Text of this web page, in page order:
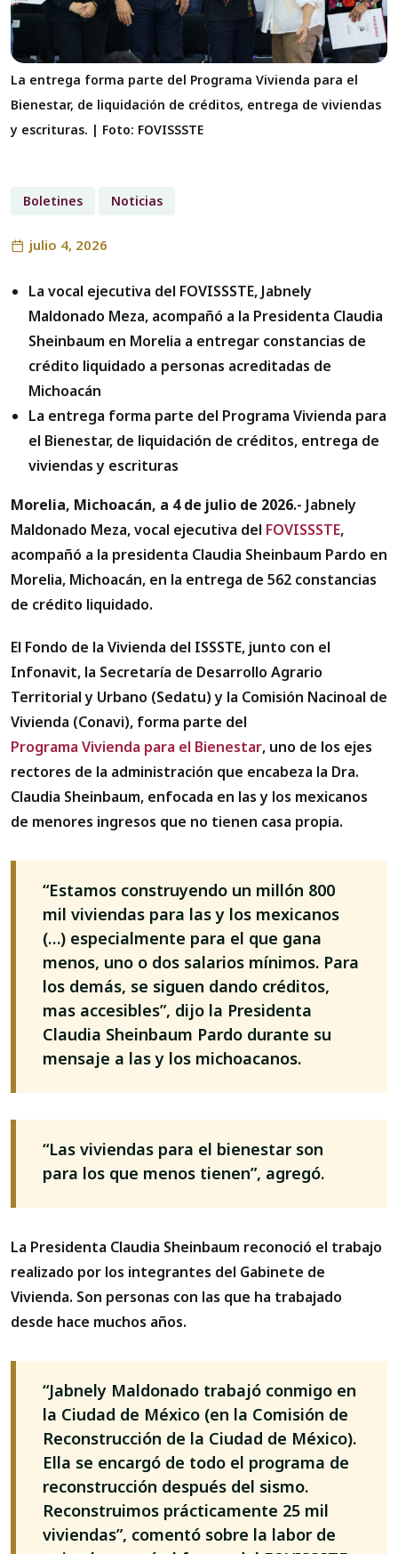
La entrega forma parte del Programa Vivienda para el
Bienestar, de liquidación de créditos, entrega de viviendas
y escrituras. | Foto: FOVISSSTE
Boletines Noticias
julio 4, 2026
La vocal ejecutiva del FOVISSSTE, Jabnely
Maldonado Meza, acompañó a la Presidenta Claudia
Sheinbaum en Morelia a entregar constancias de
crédito liquidado a personas acreditadas de
Michoacán
La entrega forma parte del Programa Vivienda para
el Bienestar, de liquidación de créditos, entrega de
viviendas y escrituras
Morelia, Michoacán, a 4 de julio de 2026.- Jabnely
Maldonado Meza, vocal ejecutiva del FOVISSSTE,
acompañó a la presidenta Claudia Sheinbaum Pardo en
Morelia, Michoacán, en la entrega de 562 constancias
de crédito liquidado.
El Fondo de la Vivienda del ISSSTE, junto con el
Infonavit, la Secretaría de Desarrollo Agrario
Territorial y Urbano (Sedatu) y la Comisión Nacinoal de
Vivienda (Conavi), forma parte del
Programa Vivienda para el Bienestar, uno de los ejes
rectores de la administración que encabeza la Dra.
Claudia Sheinbaum, enfocada en las y los mexicanos
de menores ingresos que no tienen casa propia.
“Estamos construyendo un millón 800
mil viviendas para las y los mexicanos
(…) especialmente para el que gana
menos, uno o dos salarios mínimos. Para
los demás, se siguen dando créditos,
mas accesibles”, dijo la Presidenta
Claudia Sheinbaum Pardo durante su
mensaje a las y los michoacanos.
“Las viviendas para el bienestar son
para los que menos tienen”, agregó.
La Presidenta Claudia Sheinbaum reconoció el trabajo
realizado por los integrantes del Gabinete de
Vivienda. Son personas con las que ha trabajado
desde hace muchos años.
“Jabnely Maldonado trabajó conmigo en
la Ciudad de México (en la Comisión de
Reconstrucción de la Ciudad de México).
Ella se encargó de todo el programa de
reconstrucción después del sismo.
Reconstruimos prácticamente 25 mil
viviendas”, comentó sobre la labor de